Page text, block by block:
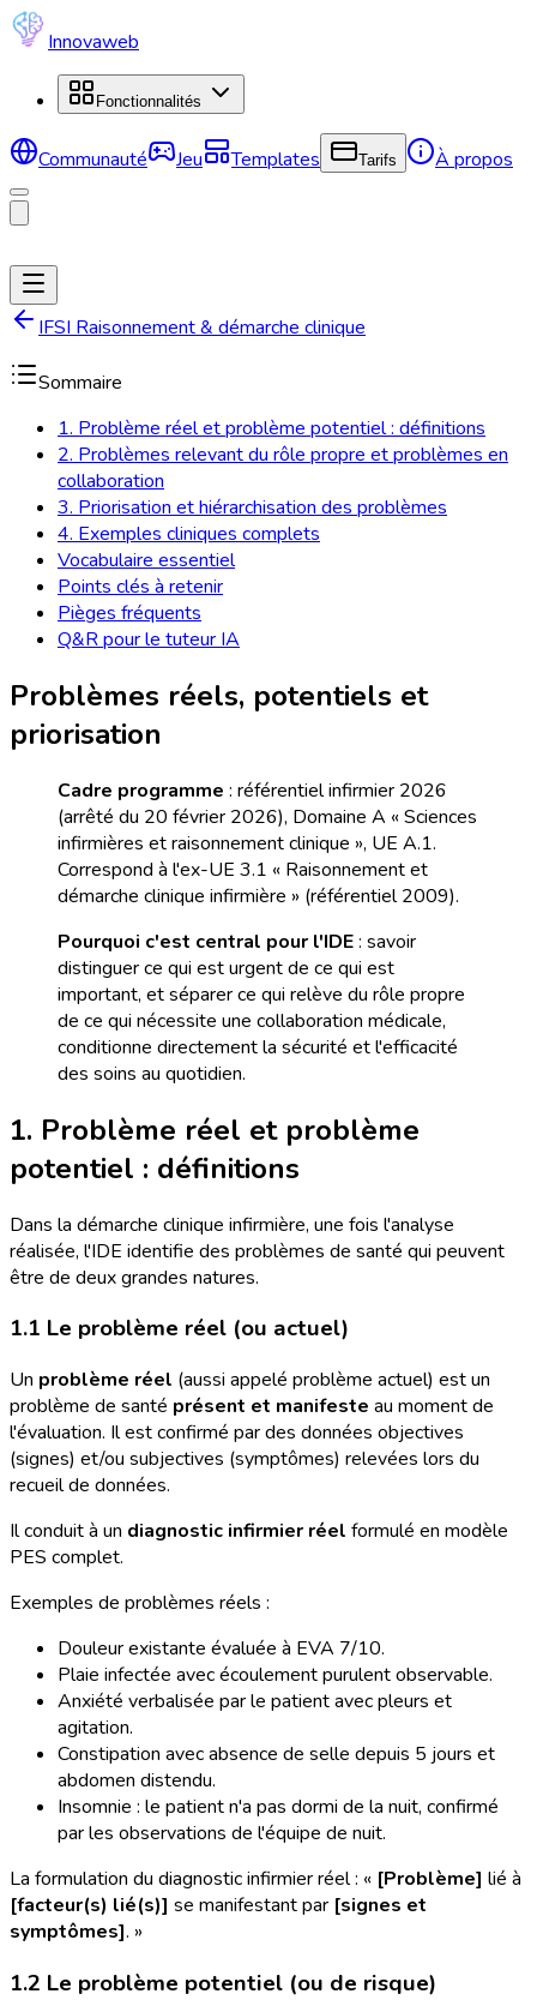
Innovaweb
Fonctionnalités
Communauté Jeu Templates Tarifs À propos
IFSI Raisonnement & démarche clinique
Sommaire
1. Problème réel et problème potentiel : définitions
2. Problèmes relevant du rôle propre et problèmes en
collaboration
3. Priorisation et hiérarchisation des problèmes
4. Exemples cliniques complets
Vocabulaire essentiel
Points clés à retenir
Pièges fréquents
Q&R pour le tuteur IA
Problèmes réels, potentiels et
priorisation
Cadre programme : référentiel infirmier 2026
(arrêté du 20 février 2026), Domaine A « Sciences
infirmières et raisonnement clinique », UE A.1.
Correspond à l'ex-UE 3.1 « Raisonnement et
démarche clinique infirmière » (référentiel 2009).
Pourquoi c'est central pour l'IDE: savoir
distinguer ce qui est urgent de ce qui est
important, et séparer ce qui relève du rôle propre
de ce qui nécessite une collaboration médicale,
conditionne directement la sécurité et l'efficacité
des soins au quotidien.
1. Problème réel et problème
potentiel : définitions
Dans la démarche clinique infirmière, une fois l'analyse
réalisée, l'IDE identifie des problèmes de santé qui peuvent
être de deux grandes natures.
1.1 Le problème réel (ou actuel)
Un problème réel (aussi appelé problème actuel) est un
problème de santé présent et manifeste au moment de
l'évaluation. Il est confirmé par des données objectives
(signes) et/ou subjectives (symptômes) relevées lors du
recueil de données.
Il conduit à un diagnostic infirmier réel formulé en modèle
PES complet.
Exemples de problèmes réels :
Douleur existante évaluée à EVA 7/10.
Plaie infectée avec écoulement purulent observable.
Anxiété verbalisée par le patient avec pleurs et
agitation.
Constipation avec absence de selle depuis 5 jours et
abdomen distendu.
Insomnie : le patient n'a pas dormi de la nuit, confirmé
par les observations de l'équipe de nuit.
La formulation du diagnostic infirmier réel : « [Problème] lié à
[facteur(s) lié(s)] se manifestant par [signes et
symptômes]. »
1.2 Le problème potentiel (ou de risque)